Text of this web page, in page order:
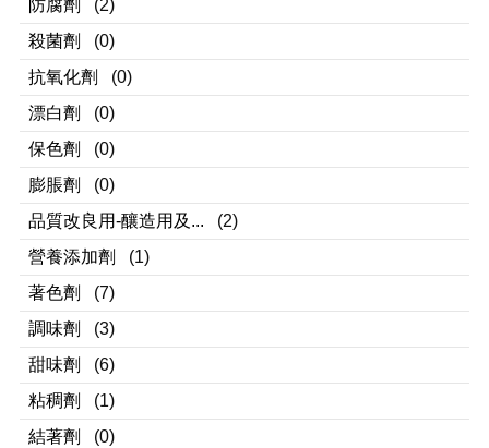
防腐劑
(2)
殺菌劑
(0)
抗氧化劑
(0)
漂白劑
(0)
保色劑
(0)
膨脹劑
(0)
品質改良用-釀造用及...
(2)
營養添加劑
(1)
著色劑
(7)
調味劑
(3)
甜味劑
(6)
粘稠劑
(1)
結著劑
(0)